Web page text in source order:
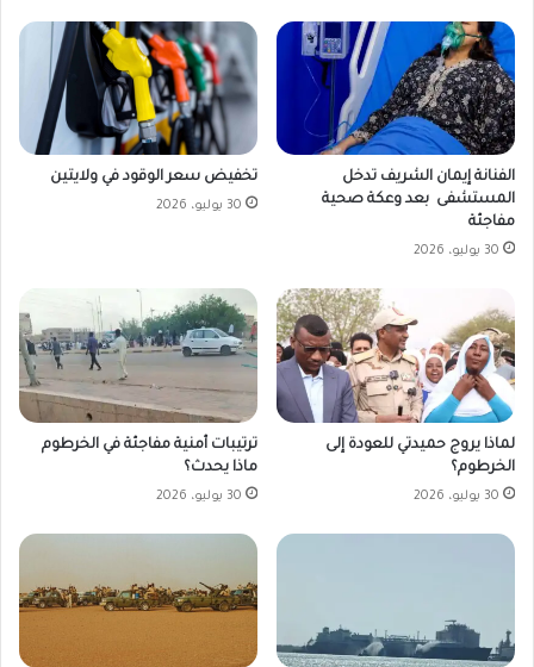
الفنانة إيمان الشريف تدخل
المستشفى بعد وعكة صحية
مفاجئة
30 يوليو، 2026
تخفيض سعر الوقود في ولايتين
30 يوليو، 2026
لماذا يروج حميدتي للعودة إلى
الخرطوم؟
30 يوليو، 2026
ترتيبات أمنية مفاجئة في الخرطوم
ماذا يحدث؟
30 يوليو، 2026